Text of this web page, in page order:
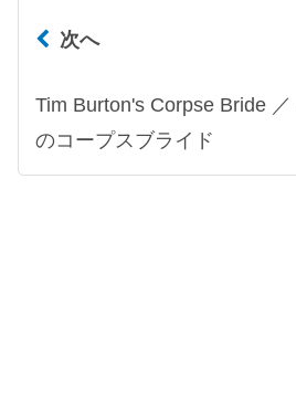
次へ
Tim Burton's Corpse Bride
のコープスブライド